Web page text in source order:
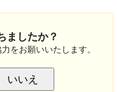
ましたか？
をお願いいたします。
いいえ